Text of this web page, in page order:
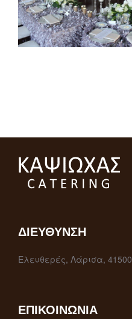
ΔΙΕΎΘΥΝΣΗ
Ελευθερές, Λάρισα, 41500
ΕΠΙΚΟΙΝΩΝΊΑ